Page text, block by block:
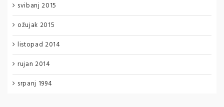
svibanj 2015
ožujak 2015
listopad 2014
rujan 2014
srpanj 1994